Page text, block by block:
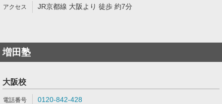
JR京都線 大阪より 徒歩 約7分
増田塾
大阪校
0120-842-428